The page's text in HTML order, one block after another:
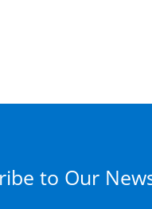
to Our